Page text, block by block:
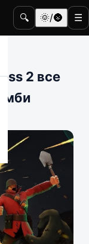
🔍 🌞/🌚 ☰
2 все